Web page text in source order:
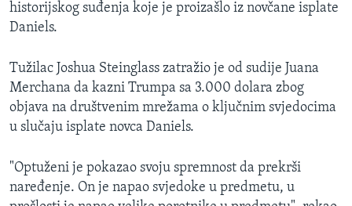
historijskog suđenja koje je proizašlo iz novčane isplate
Daniels.
Tužilac Joshua Steinglass zatražio je od sudije Juana
Merchana da kazni Trumpa sa 3.000 dolara zbog
objava na društvenim mrežama o ključnim svjedocima
u slučaju isplate novca Daniels.
"Optuženi je pokazao svoju spremnost da prekrši
naređenje. On je napao svjedoke u predmetu, u